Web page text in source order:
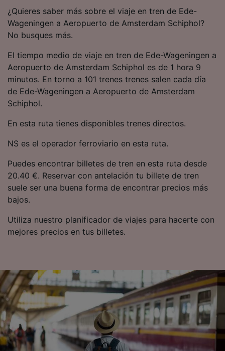
¿Quieres saber más sobre el viaje en tren de Ede-
Wageningen a Aeropuerto de Amsterdam Schiphol?
No busques más.
El tiempo medio de viaje en tren de Ede-Wageningen a
Aeropuerto de Amsterdam Schiphol es de 1 hora 9
minutos. En torno a 101 trenes trenes salen cada día
de Ede-Wageningen a Aeropuerto de Amsterdam
Schiphol.
En esta ruta tienes disponibles trenes directos.
NS es el operador ferroviario en esta ruta.
Puedes encontrar billetes de tren en esta ruta desde
20.40 €. Reservar con antelación tu billete de tren
suele ser una buena forma de encontrar precios más
bajos.
Utiliza nuestro planificador de viajes para hacerte con
mejores precios en tus billetes.
precisa. Analizar activamente las
características del dispositivo para su
identificación. Almacenar la información en un
dispositivo y/o acceder a ella. Publicidad y
publicidad y contenido, investigación de
audiencia y desarrollo de servicios.
Lista de asociados (proveedores)